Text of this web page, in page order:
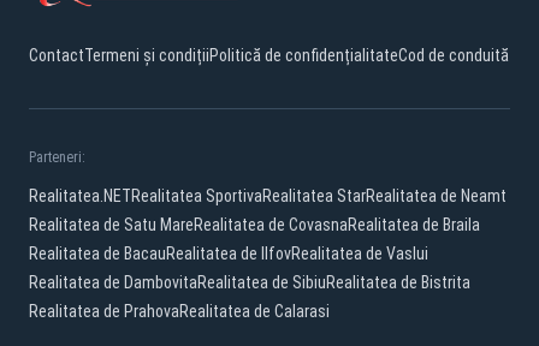
ContactTermeni și condițiiPolitică de confidențialitateCod de conduită
Parteneri:
Realitatea.NETRealitatea SportivaRealitatea StarRealitatea de Neamt
Realitatea de Satu MareRealitatea de CovasnaRealitatea de Braila
Realitatea de BacauRealitatea de IlfovRealitatea de Vaslui
Realitatea de DambovitaRealitatea de SibiuRealitatea de Bistrita
Realitatea de PrahovaRealitatea de Calarasi